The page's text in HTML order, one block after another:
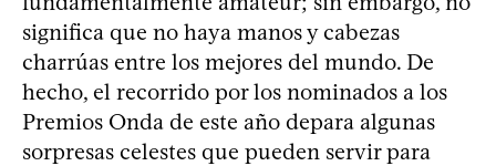
significa que no haya manos y cabezas
charrúas entre los mejores del mundo. De
hecho, el recorrido por los nominados a los
Premios Onda de este año depara algunas
sorpresas celestes que pueden servir para